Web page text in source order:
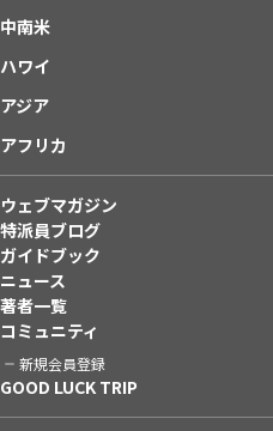
中南米
ハワイ
アジア
アフリカ
ウェブマガジン
特派員ブログ
ガイドブック
ニュース
著者一覧
コミュニティ
新規会員登録
GOOD LUCK TRIP